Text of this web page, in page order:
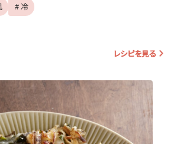
# 冷
レシピを見る